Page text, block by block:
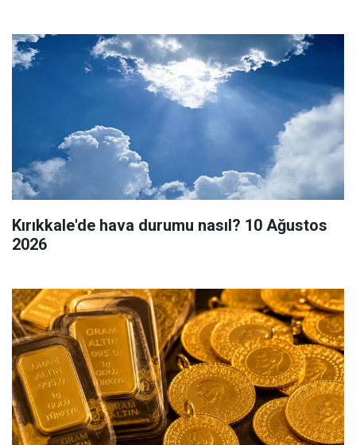
Kırıkkale'de hava durumu nasıl? 10 Ağustos
2026